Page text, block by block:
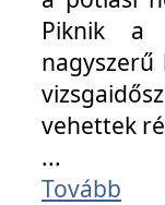
Piknik a
vehettek
...
Tovább